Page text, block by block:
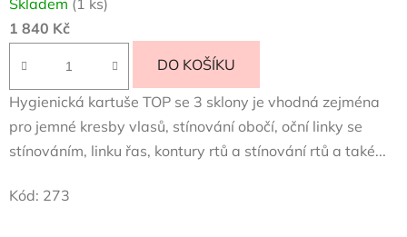
1 840 Kč
DO KOŠÍKU
Hygienická kartuše TOP se 3 sklony je vhodná zejména
pro jemné kresby vlasů, stínování obočí, oční linky se
stínováním, linku řas, kontury rtů a stínování rtů a také...
Kód: 273